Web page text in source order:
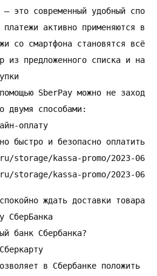
— это современный удобный
платежи активно применяются
со смартфона становятся всё
из предложенного списка и
SberPay можно не
двумя способами:
оплату
быстро и безопасно оплатить
kassa-promo/2023-06/
kassa-promo/2023-06/
ждать доставки товара
СберБанка
банк Сбербанка?
в Сбербанке положить